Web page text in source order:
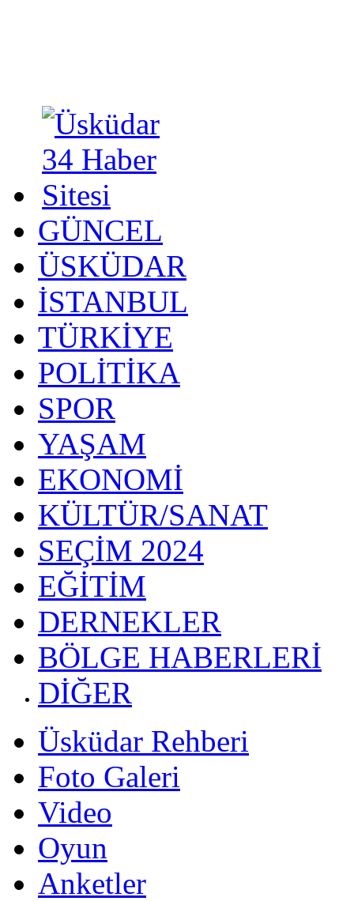
GÜNCEL
ÜSKÜDAR
İSTANBUL
TÜRKİYE
POLİTİKA
SPOR
YAŞAM
EKONOMİ
KÜLTÜR/SANAT
SEÇİM 2024
EĞİTİM
DERNEKLER
BÖLGE HABERLERİ
DİĞER
Üsküdar Rehberi
Foto Galeri
Video
Oyun
Anketler